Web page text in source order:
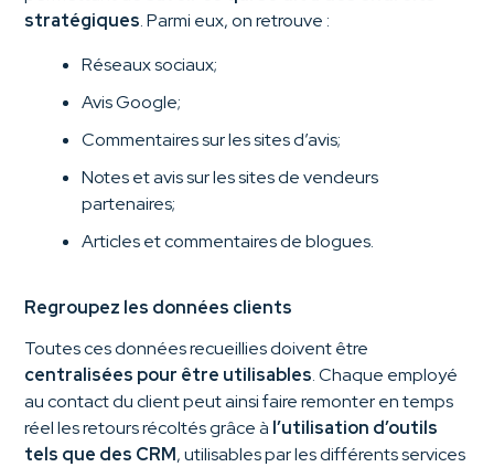
stratégiques. Parmi eux, on retrouve :
Réseaux sociaux;
Avis Google;
Commentaires sur les sites d’avis;
Notes et avis sur les sites de vendeurs
partenaires;
Articles et commentaires de blogues.
Regroupez les données clients
Toutes ces données recueillies doivent être
centralisées pour être utilisables. Chaque employé
au contact du client peut ainsi faire remonter en temps
réel les retours récoltés grâce à l’utilisation d’outils
tels que des CRM, utilisables par les différents services